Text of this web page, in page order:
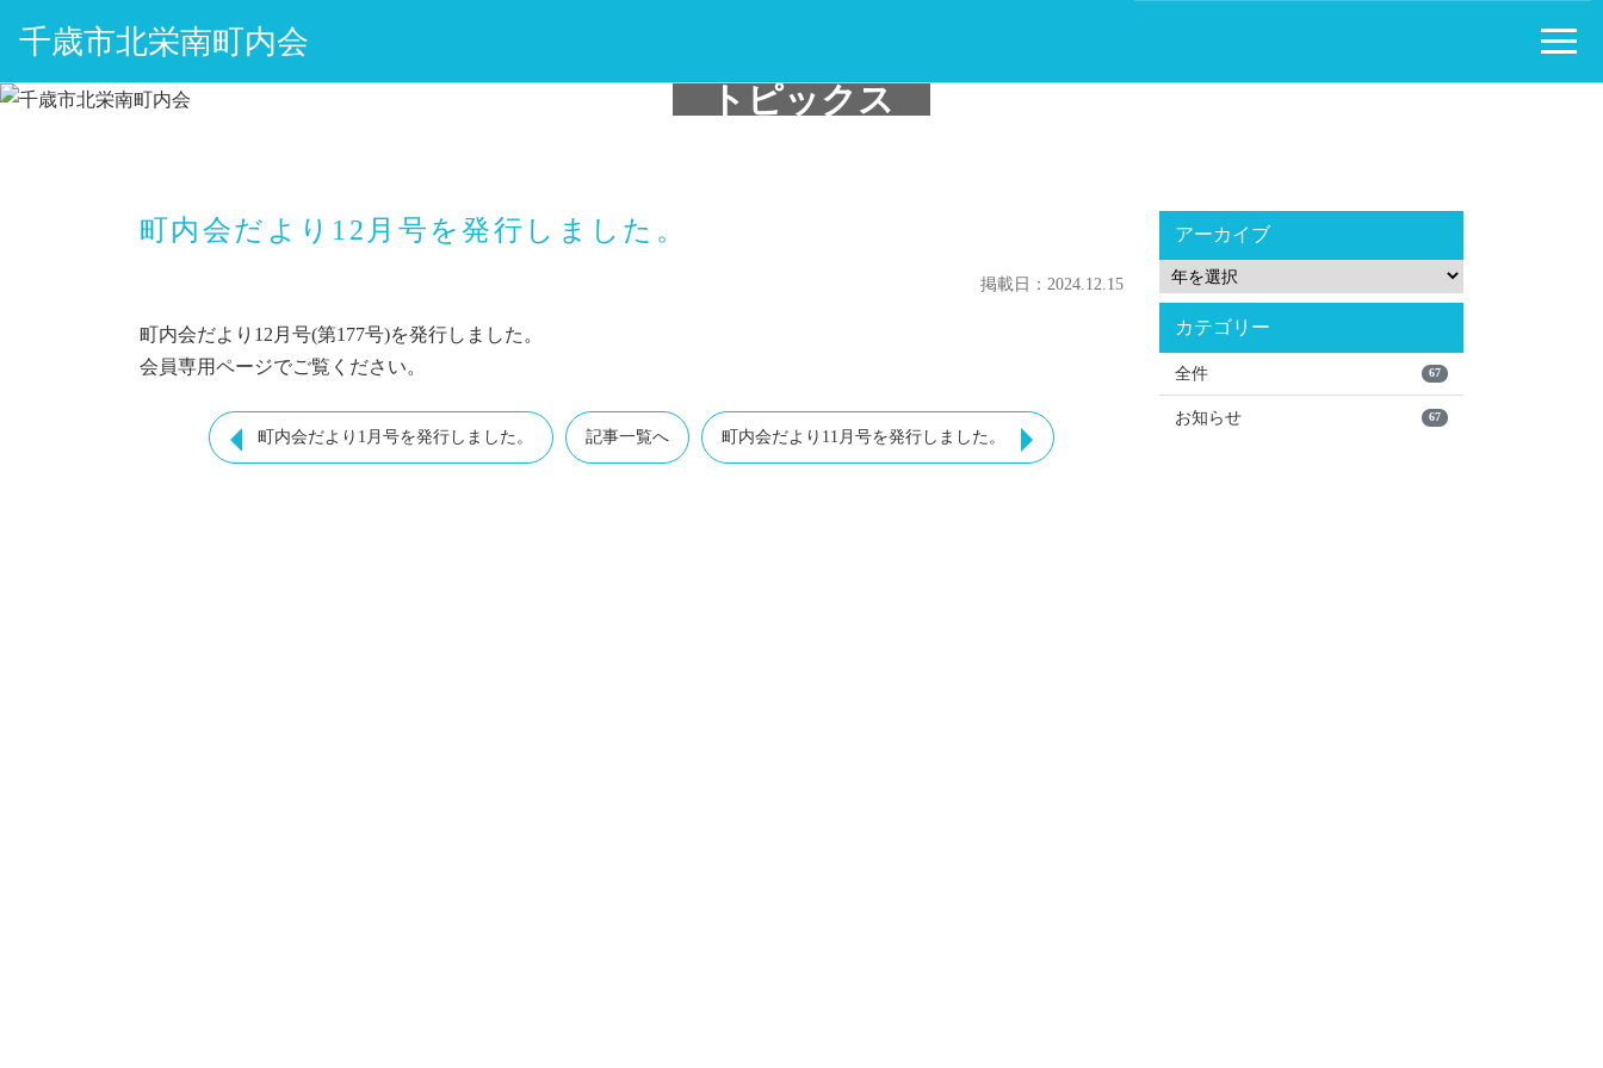
千歳市北栄南町内会
トピックス
町内会だより12月号を発行しました。
掲載日：2024.12.15
町内会だより12月号(第177号)を発行しました。
会員専用ページでご覧ください。
町内会だより1月号を発行しました。 記事一覧へ 町内会だより11月号を発行しました。
アーカイブ
カテゴリー
全件 67
お知らせ 67